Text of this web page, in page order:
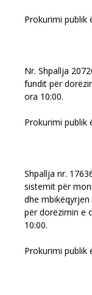
Prokurimi publik
Nr. Shpallja
fundit për
ora 10:00.
Prokurimi publik
Shpallja nr.
sistemit për
dhe
për dorëzimin e
10:00.
Prokurimi publik